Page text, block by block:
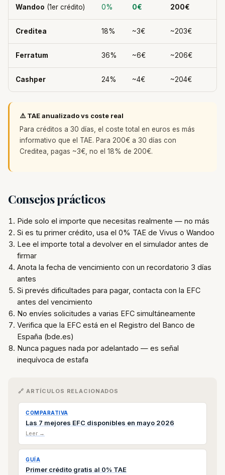
Wandoo (1er crédito) 0% 0€ 200€
Creditea 18% ~3€ ~203€
Ferratum 36% ~6€ ~206€
Cashper 24% ~4€ ~204€
⚠️ TAE anualizado vs coste real
Para créditos a 30 días, el coste total en euros es más
informativo que el TAE. Para 200€ a 30 días con
Creditea, pagas ~3€, no el 18% de 200€.
Consejos prácticos
Pide solo el importe que necesitas realmente — no más
Si es tu primer crédito, usa el 0% TAE de Vivus o Wandoo
Lee el importe total a devolver en el simulador antes de
firmar
Anota la fecha de vencimiento con un recordatorio 3 días
antes
Si prevés dificultades para pagar, contacta con la EFC
antes del vencimiento
No envíes solicitudes a varias EFC simultáneamente
Verifica que la EFC está en el Registro del Banco de
España (bde.es)
Nunca pagues nada por adelantado — es señal
inequívoca de estafa
🔗 ARTÍCULOS RELACIONADOS
COMPARATIVA
Las 7 mejores EFC disponibles en mayo 2026
Leer →
GUÍA
Primer crédito gratis al 0% TAE